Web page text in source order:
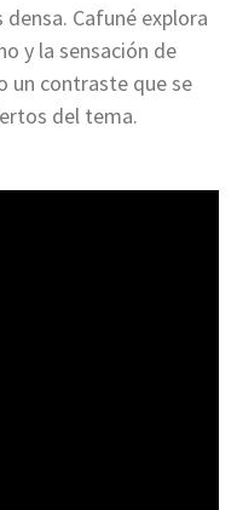
Cafuné explora
y la sensación de
un contraste que se
del tema.